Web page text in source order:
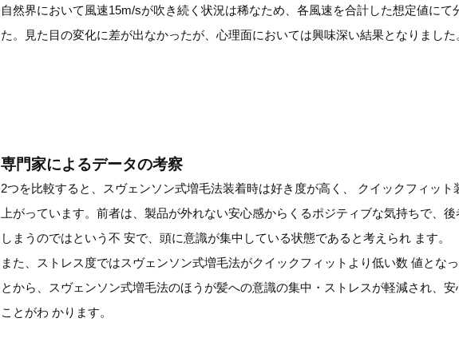
自然界において風速15m/sが吹き続く状況は稀なため、各風速を合計した想定値にて
た。見た目の変化に差が出なかったが、心理面においては興味深い結果となりました
専門家によるデータの考察
2つを比較すると、スヴェンソン式増毛法装着時は好き度が高く、 クイックフィット
上がっています。前者は、製品が外れない安心感からくるポジティブな気持ちで、
しまうのではという不 安で、頭に意識が集中している状態であると考えられ ます。
また、ストレス度ではスヴェンソン式増毛法がクイックフィットより低い数 値とな
とから、スヴェンソン式増毛法のほうが髪への意識の集中・ストレスが軽減され、
ことがわ かります。